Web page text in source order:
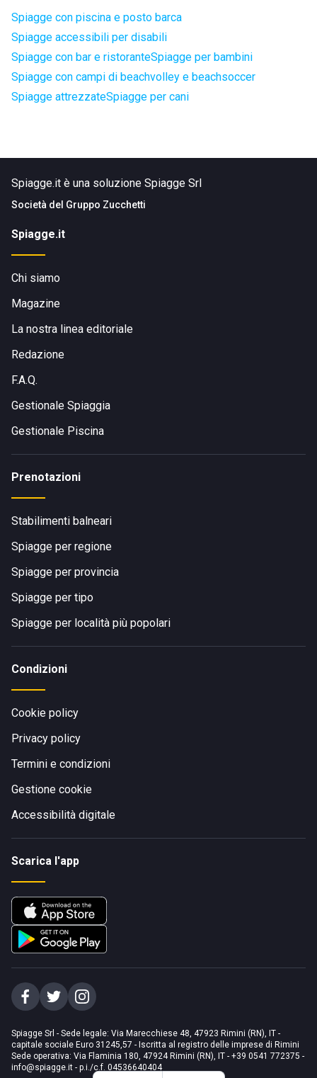
Spiagge con piscina e posto barca
Spiagge accessibili per disabili
Spiagge con bar e ristoranteSpiagge per bambini
Spiagge con campi di beachvolley e beachsoccer
Spiagge attrezzateSpiagge per cani
Spiagge.it è una soluzione Spiagge Srl
Società del Gruppo Zucchetti
Spiagge.it
Chi siamo
Magazine
La nostra linea editoriale
Redazione
F.A.Q.
Gestionale Spiaggia
Gestionale Piscina
Prenotazioni
Stabilimenti balneari
Spiagge per regione
Spiagge per provincia
Spiagge per tipo
Spiagge per località più popolari
Condizioni
Cookie policy
Privacy policy
Termini e condizioni
Gestione cookie
Accessibilità digitale
Scarica l'app
Spiagge Srl - Sede legale: Via Marecchiese 48, 47923 Rimini (RN), IT -
capitale sociale Euro 31245,57 - Iscritta al registro delle imprese di Rimini
Sede operativa: Via Flaminia 180, 47924 Rimini (RN), IT - +39 0541 772375 -
info@spiagge.it - p.i./c.f. 04536640404